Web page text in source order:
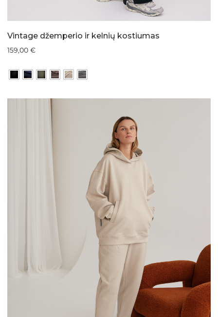
Vintage džemperio ir kelnių kostiumas
159,00 €